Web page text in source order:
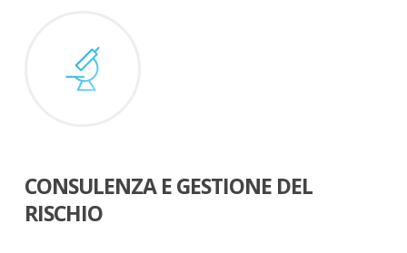
CONSULENZA E GESTIONE DEL
RISCHIO